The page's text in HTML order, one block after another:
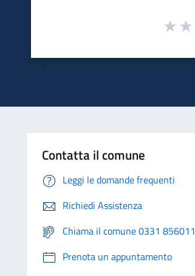
Contatta il comune
Leggi le domande frequenti
Richiedi Assistenza
Chiama il comune 0331 856011
Prenota un appuntamento